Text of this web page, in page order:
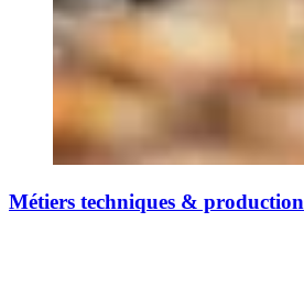
Métiers techniques & production